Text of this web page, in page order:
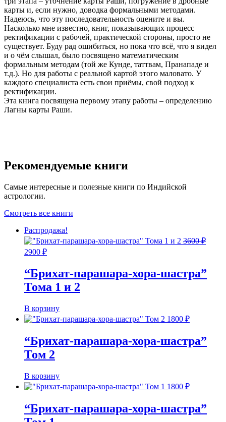
карты и, если нужно, доводка формальными методами.
Надеюсь, что эту последовательность оцените и вы.
Насколько мне известно, книг, показывающих процесс
ректификации с рабочей, практической стороны, просто не
существует. Буду рад ошибиться, но пока что всё, что я видел
и о чём слышал, было посвящено математическим
формальным методам (той же Кунде, таттвам, Пранападе и
т.д.). Но для работы с реальной картой этого маловато. У
каждого специалиста есть свои приёмы, свой подход к
ректификации.
Эта книга посвящена первому этапу работы – определению
Лагны карты Раши.
Рекомендуемые книги
Самые интересные и полезные книги по Индийской
астрологии.
Смотреть все книги
Распродажа!
3600₽
Первоначальная
составляла
3600 ₽.
2900 ₽Текущая
“Брихат-парашара-хора-шастра”
Тома 1 и 2
В корзину
1800 ₽
“Брихат-парашара-хора-шастра”
Том 2
В корзину
1800 ₽
“Брихат-парашара-хора-шастра”